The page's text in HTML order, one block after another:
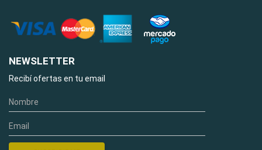
NEWSLETTER
Recibí ofertas en tu email